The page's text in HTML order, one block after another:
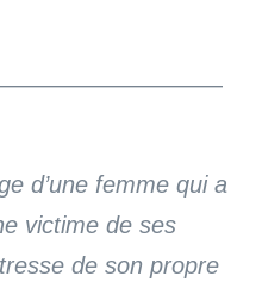
d’une femme qui a
victime de ses
de son propre